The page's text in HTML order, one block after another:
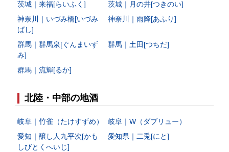
茨城｜来福[らいふく]
茨城｜月の井[つきのい]
神奈川｜いづみ橋[いづみ
ばし]
神奈川｜雨降[あふり]
群馬｜群馬泉[ぐんまいず
み]
群馬｜土田[つちだ]
群馬｜流輝[るか]
北陸・中部の地酒
岐阜｜竹雀（たけすずめ）
岐阜｜W（ダブリュー）
愛知｜醸し人九平次[かも
しびとくへいじ]
愛知県｜二兎[にと]